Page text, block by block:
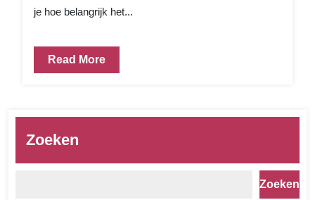
je hoe belangrijk het...
Read More
Zoeken
Zoeken